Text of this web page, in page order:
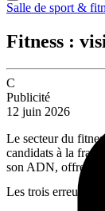
Salle de sport &
Fitness :
C
Publicité
12 juin 2026
Le secteur du
candidats à la
son ADN, offre
Les trois erreurs